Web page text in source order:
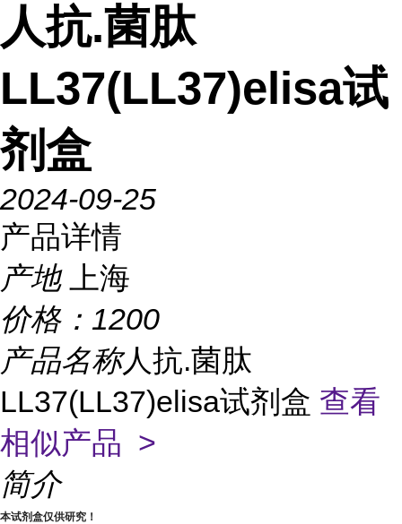
人抗.菌肽
LL37(LL37)elisa试
剂盒
2024-09-25
产品详情
产地
上海
价格： 1200
产品名称人抗.菌肽
LL37(LL37)elisa试剂盒 查看
相似产品 >
简介
本试剂盒仅供研究！